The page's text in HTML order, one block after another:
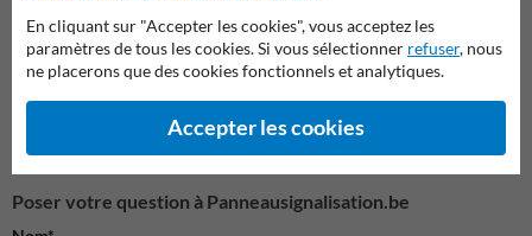
Poser votre question à Panneausignalisation.be
En cliquant sur "Accepter les cookies", vous acceptez les
paramètres de tous les cookies. Si vous sélectionner refuser, nous
ne placerons que des cookies fonctionnels et analytiques.
Accepter les cookies